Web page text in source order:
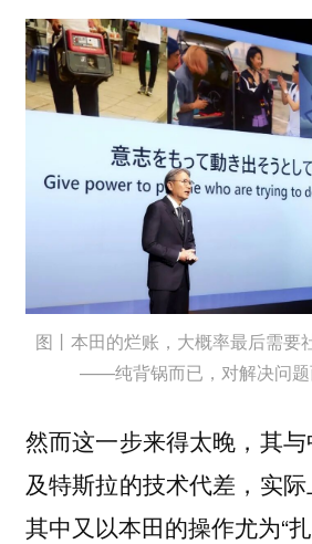
图丨本田的烂账，大概率最后需要
——纯背锅而已，对解决问题
然而这一步来得太晚，其
及特斯拉的技术代差，实
其中又以本田的操作尤为“扎